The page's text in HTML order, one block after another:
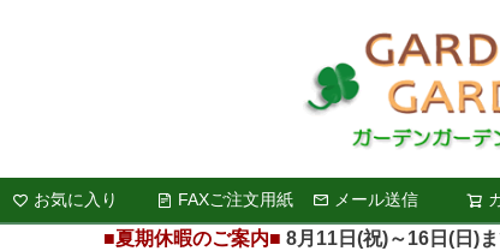
お気に入り FAXご注文用紙 メール送信
■夏期休暇のご案内■ 8月11日(祝)～16日(日)